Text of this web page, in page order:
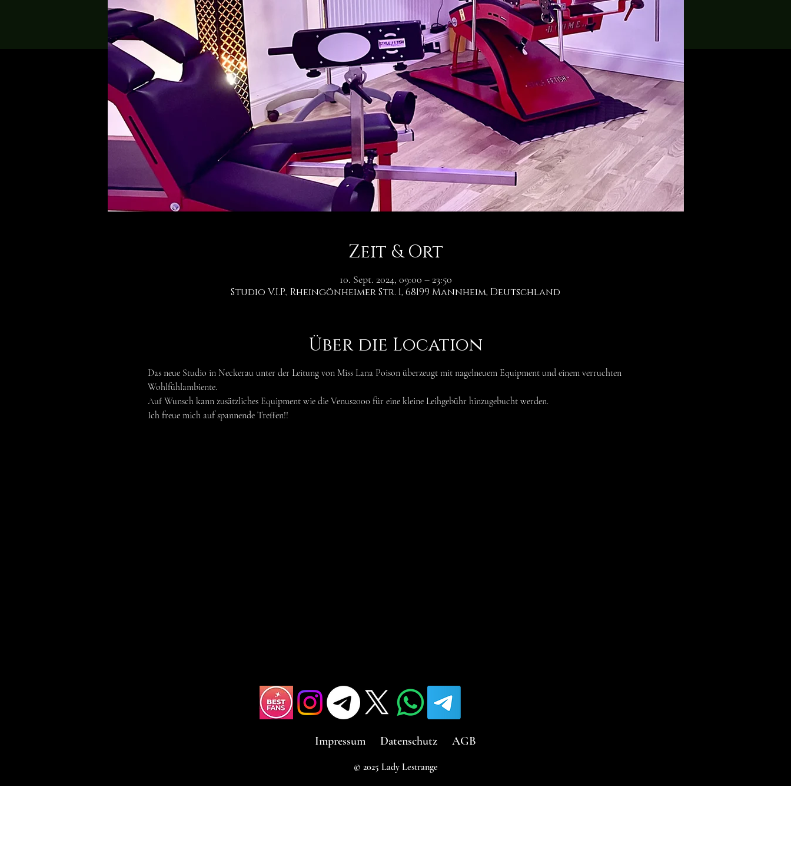
Zeit & Ort
10. Sept. 2024, 09:00 – 23:50
Studio V.I.P., Rheingönheimer Str. 1, 68199 Mannheim, Deutschland
Über die Location
Das neue Studio in Neckerau unter der Leitung von Miss Lana Poison überzeugt mit nagelneuem Equipment und einem verruchten
Wohlfühlambiente.
Auf Wunsch kann zusätzliches Equipment wie die Venus2000 für eine kleine Leihgebühr hinzugebucht werden.
Ich freue mich auf spannende Treffen!!
Impressum Datenschutz AGB
© 2025 Lady Lestrange